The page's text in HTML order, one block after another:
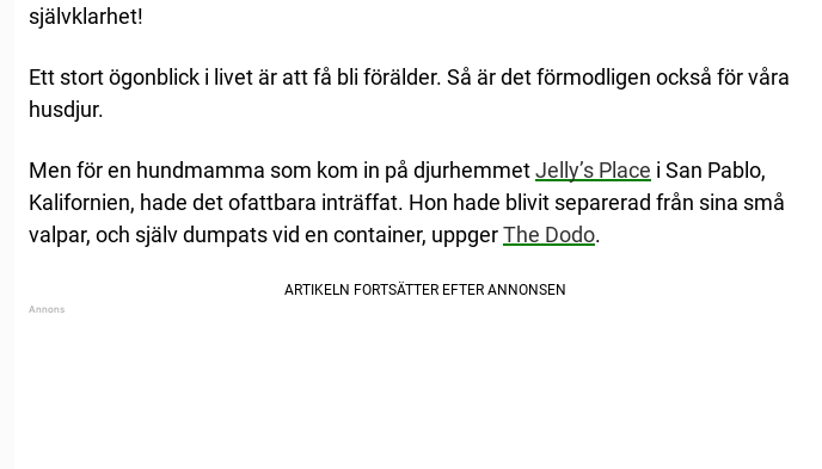
självklarhet!
Ett stort ögonblick i livet är att få bli förälder. Så är det förmodligen också för våra
husdjur.
Men för en hundmamma som kom in på djurhemmetJelly’s Place i San Pablo,
Kalifornien, hade det ofattbara inträffat. Hon hade blivit separerad från sina små
valpar, och själv dumpats vid en container, uppgerThe Dodo.